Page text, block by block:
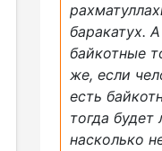
баракатух.
байкотные
же, если
есть
тогда будет
насколько